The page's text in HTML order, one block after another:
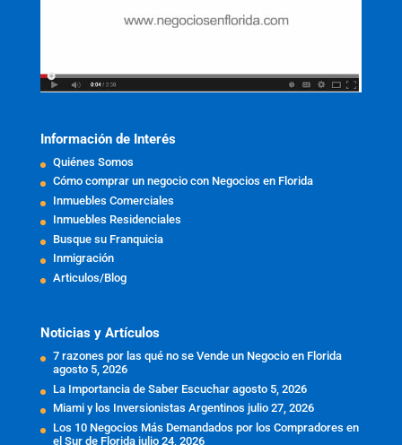
Información de Interés
Quiénes Somos
Cómo comprar un negocio con Negocios en Florida
Inmuebles Comerciales
Inmuebles Residenciales
Busque su Franquicia
Inmigración
Articulos/Blog
Noticias y Artículos
7 razones por las qué no se Vende un Negocio en Florida
agosto 5, 2026
La Importancia de Saber Escuchar agosto 5, 2026
Miami y los Inversionistas Argentinos julio 27, 2026
Los 10 Negocios Más Demandados por los Compradores en
el Sur de Florida julio 24, 2026